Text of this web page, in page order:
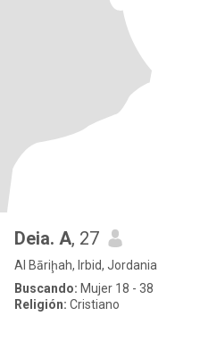
Deia. A, 27
Al Bāriḩah, Irbid, Jordania
Buscando: Mujer 18 - 38
Religión: Cristiano